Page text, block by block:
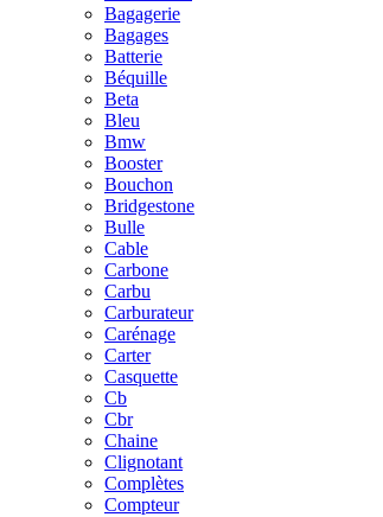
Bagagerie
Bagages
Batterie
Béquille
Beta
Bleu
Bmw
Booster
Bouchon
Bridgestone
Bulle
Cable
Carbone
Carbu
Carburateur
Carénage
Carter
Casquette
Cb
Cbr
Chaine
Clignotant
Complètes
Compteur